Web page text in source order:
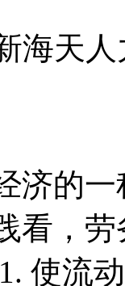
海天
济的
看，
使流